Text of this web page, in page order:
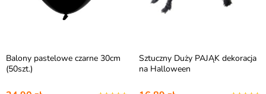
Balony pastelowe czarne 30cm
(50szt.)
Sztuczny Duży PAJĄK dekoracja
na Halloween